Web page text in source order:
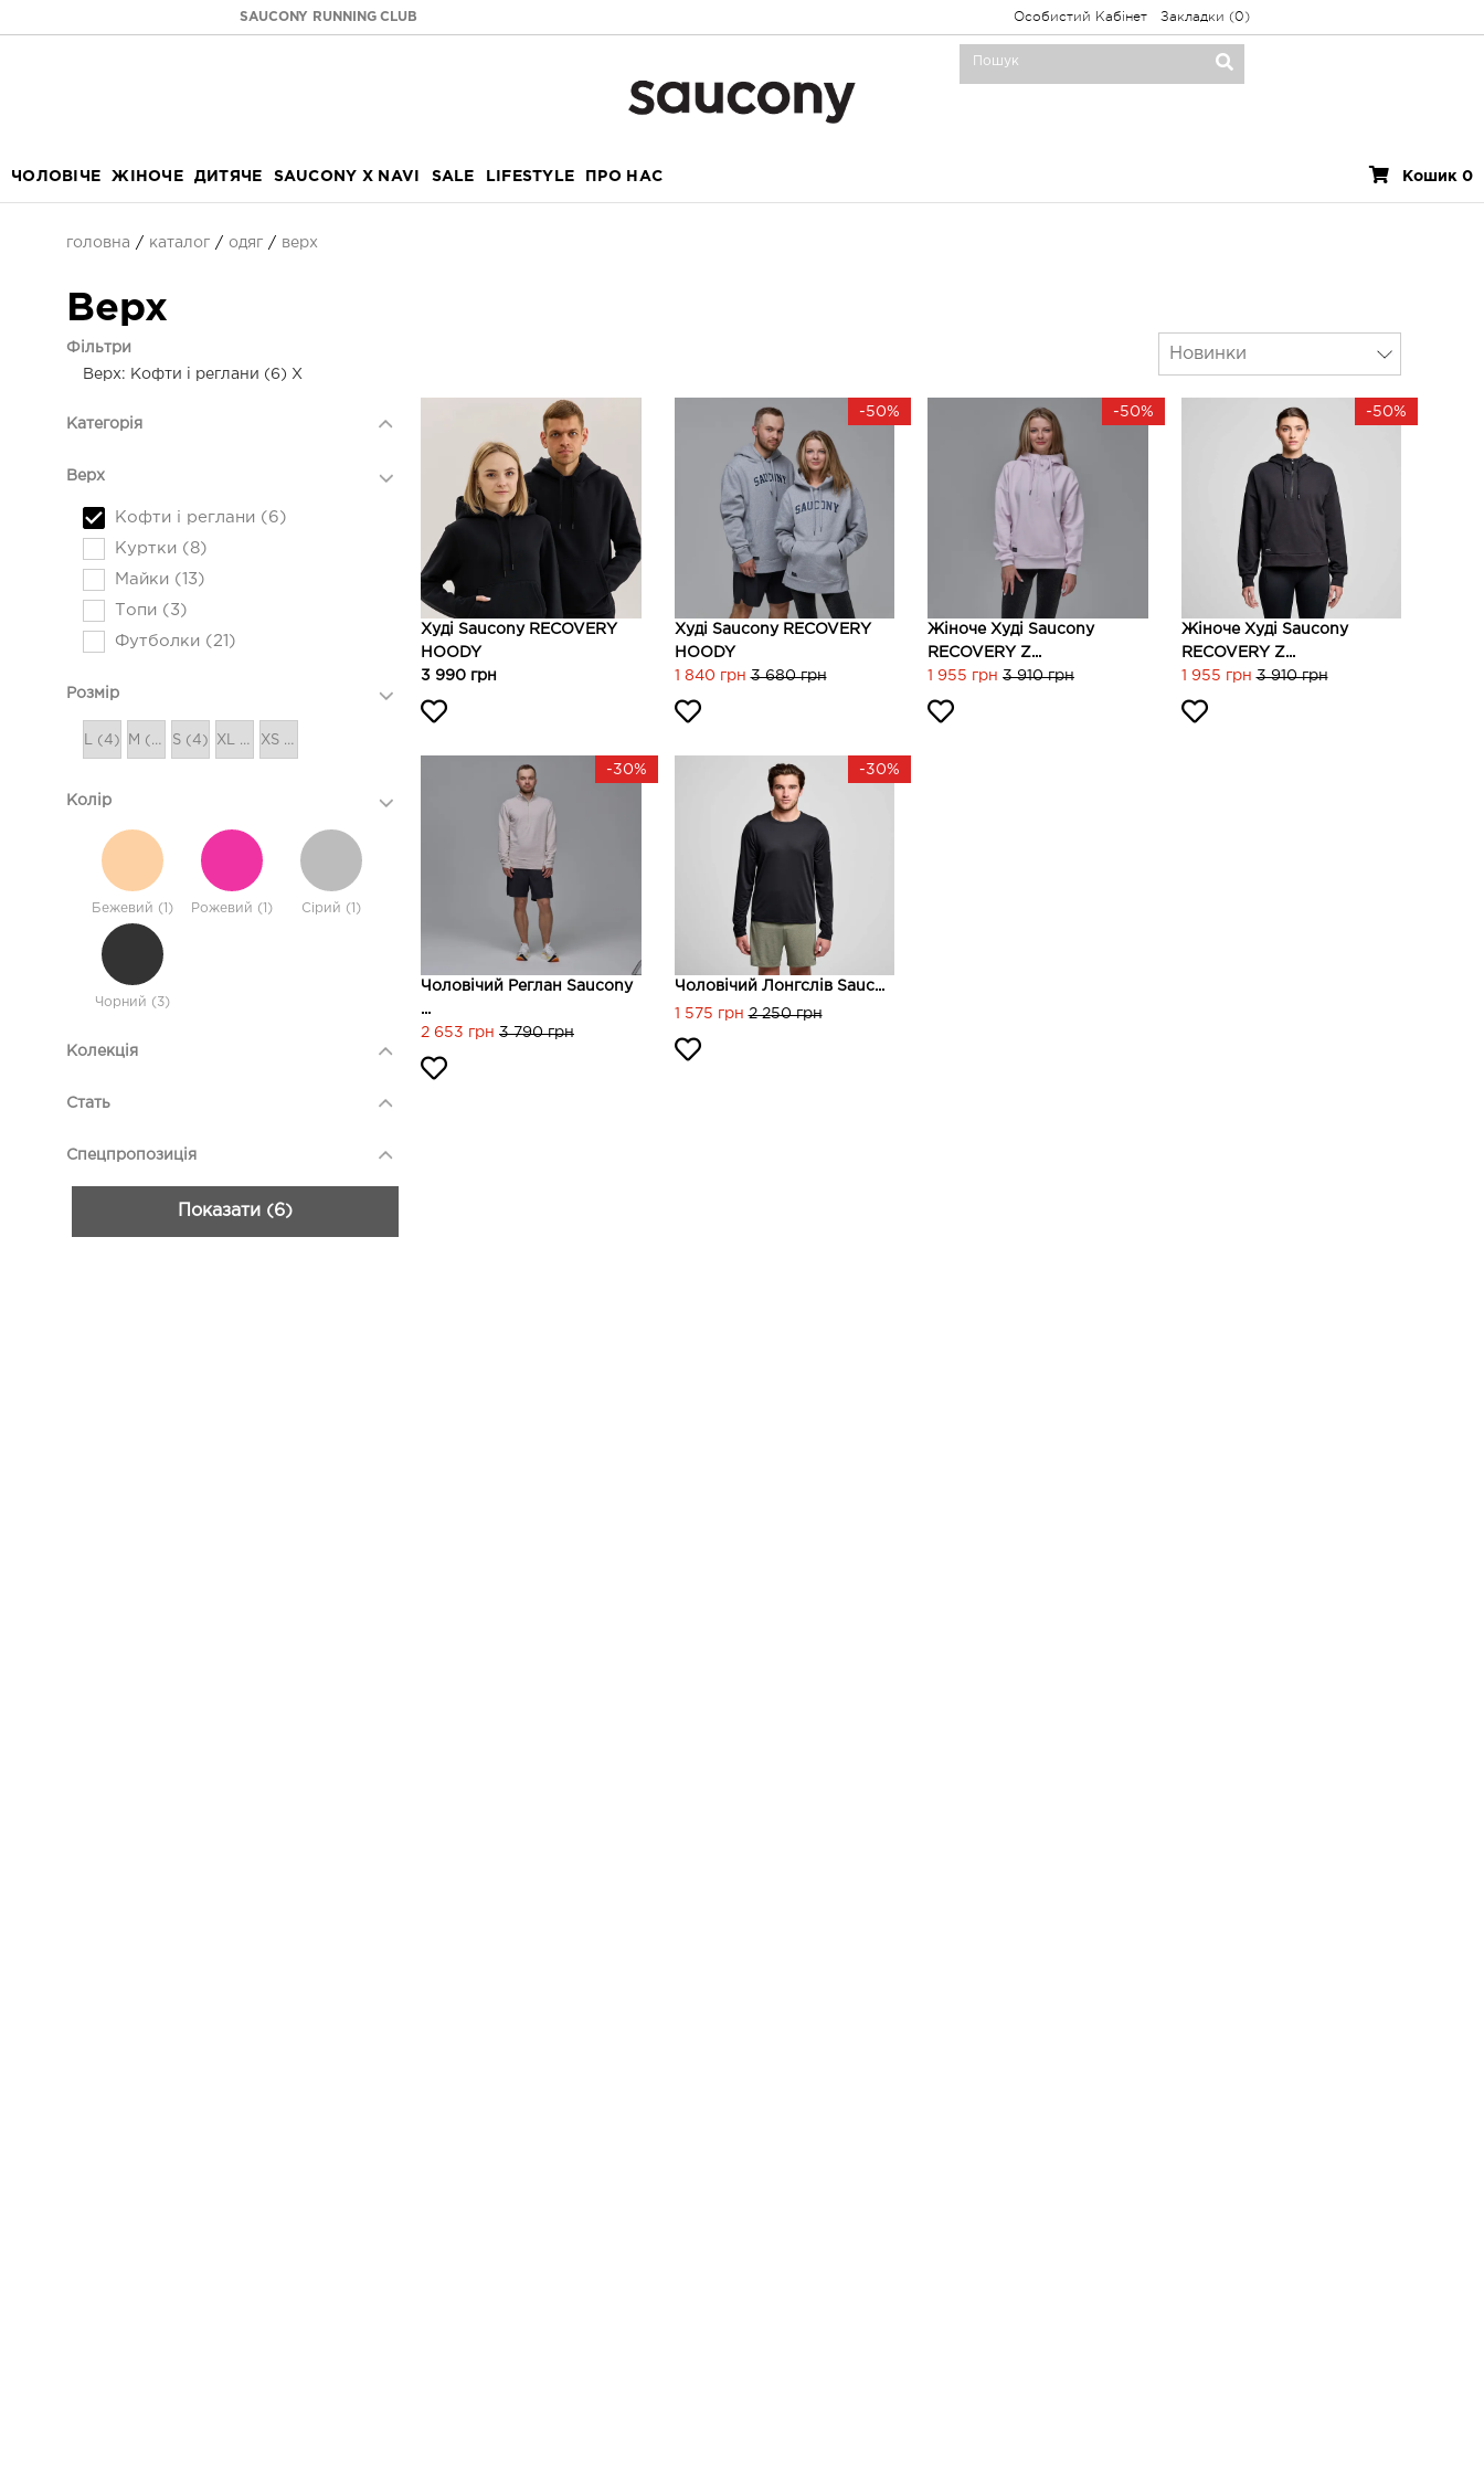
SAUCONY RUNNING CLUB Особистий Кабінет Закладки (0)
ЧОЛОВІЧЕ ЖІНОЧЕ ДИТЯЧЕ SAUCONY X NAVI SALE LIFESTYLE ПРО НАС Кошик 0
головна каталог одяг верх
Верх
Спецпропозиція
Стать
Колекція
Колір
Бежевий (1) Рожевий (1) Сірий (1)
Чорний (3)
Розмір
L (4) M (4) S (4) XL (3) XS (2)
Верх
Кофти і реглани (6)
Куртки (8)
Майки (13)
Топи (3)
Футболки (21)
Категорія
Фільтри
Верх: Кофти і реглани (6) X
Показати (6)
Новинки
Худі Saucony RECOVERY
HOODY
3 990 грн
-50%
Худі Saucony RECOVERY
HOODY
1 840 грн 3 680 грн
-50%
Жіноче Худі Saucony
RECOVERY Z...
1 955 грн 3 910 грн
-50%
Жіноче Худі Saucony
RECOVERY Z...
1 955 грн 3 910 грн
-30%
Чоловічий Реглан Saucony
...
2 653 грн 3 790 грн
-30%
Чоловічий Лонгслів Sauc...
1 575 грн 2 250 грн